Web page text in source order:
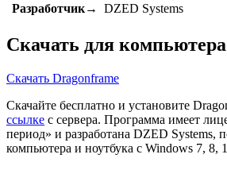
Разработчик→
DZED Systems
Скачать для компьютера
Скачать Dragonframe
Скачайте бесплатно и установите
ссылке с сервера. Программа имеет
период» и разработана DZED Systems,
компьютера и ноутбука с Windows 7, 8,